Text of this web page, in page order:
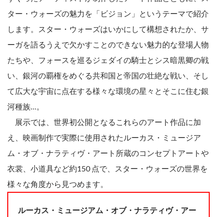
ター・ウォーズの魅力を「ビジョン」というテーマで紹介
します。スター・ウォーズはいかにして構想されたか、サ
ーガを語るうえで欠かすことのできない魅力的な登場人物
たちや、フォースを巡るジェダイの騎士とシス暗黒卿の戦
い、銀河の覇権をめぐる共和国と帝国の壮絶な戦い、そし
て広大な宇宙に点在する様々な環境の星々とそこに住む銀
河種族…。
展示では、世界初公開となるこれらのアート作品に加
え、映画制作で実際に使用されたルーカス・ミュージア
ム・オブ・ナラティヴ・アート所蔵のコンセプトアートや
衣裳、小道具など約150 点で、スター・ウォーズの世界を
様々な角度から見つめます。
ルーカス・ミュージアム・オブ・ナラティヴ・アー